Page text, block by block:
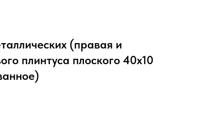
(правая и
плинтуса плоского 40х10